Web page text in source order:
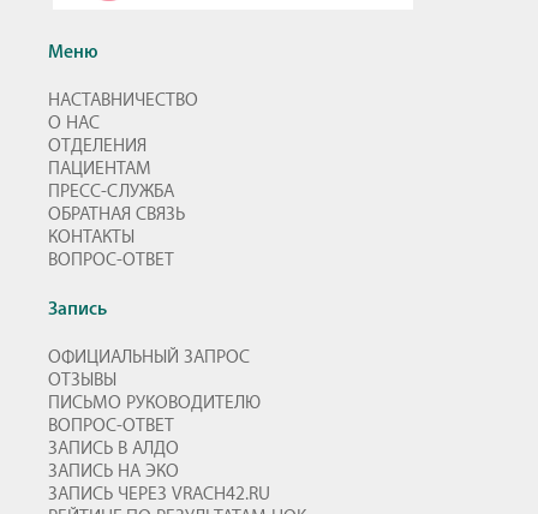
Меню
НАСТАВНИЧЕСТВО
О НАС
ОТДЕЛЕНИЯ
ПАЦИЕНТАМ
ПРЕСС-СЛУЖБА
ОБРАТНАЯ СВЯЗЬ
КОНТАКТЫ
ВОПРОС-ОТВЕТ
Запись
ОФИЦИАЛЬНЫЙ ЗАПРОС
ОТЗЫВЫ
ПИСЬМО РУКОВОДИТЕЛЮ
ВОПРОС-ОТВЕТ
ЗАПИСЬ В АЛДО
ЗАПИСЬ НА ЭКО
ЗАПИСЬ ЧЕРЕЗ VRACH42.RU